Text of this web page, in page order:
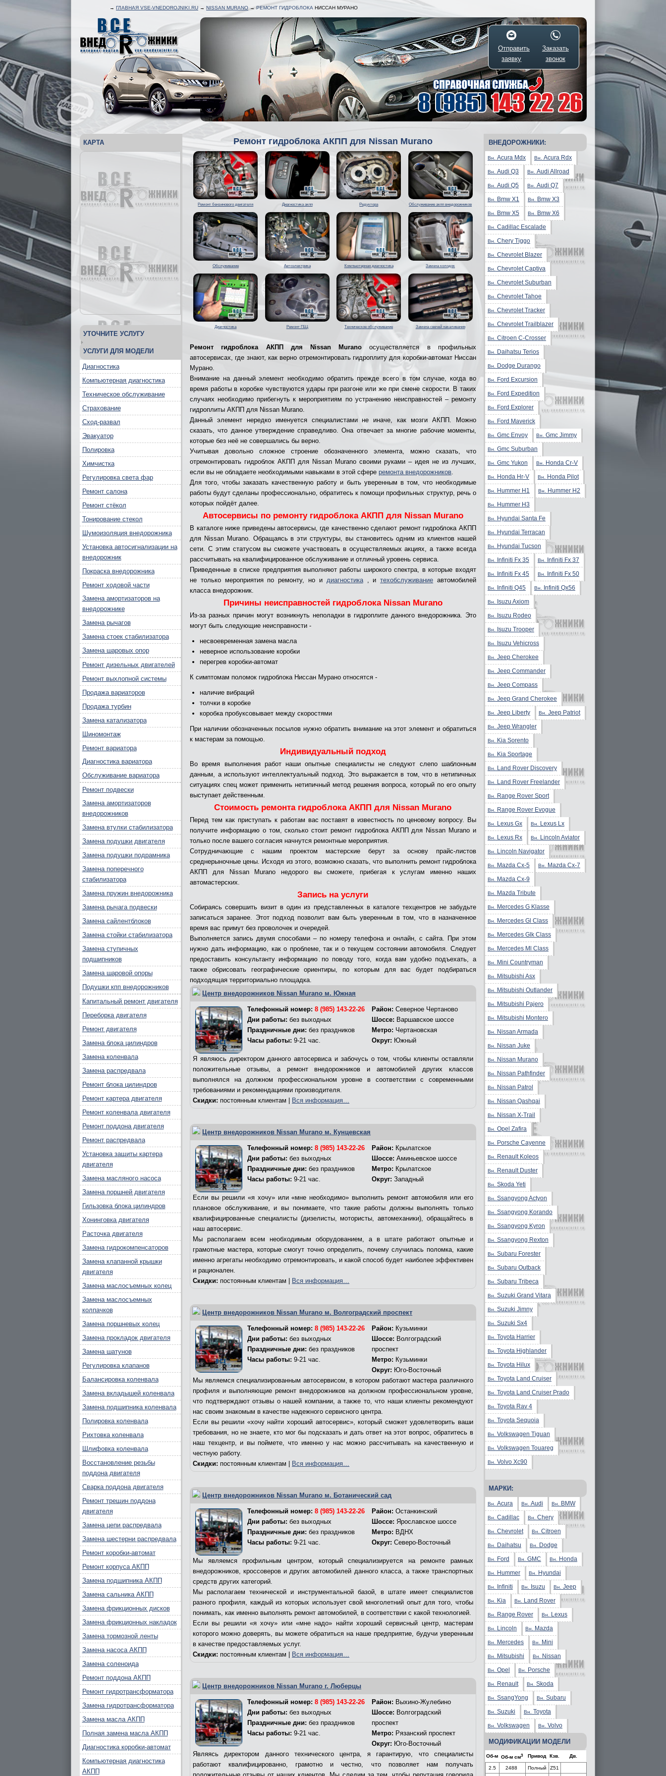
→ ГЛАВНАЯ VSE-VNEDOROJNIKI.RU → NISSAN MURANO → РЕМОНТ ГИДРОБЛОКА НИССАН МУРАНО
Отправить
заявку
Заказать
звонок
Ремонт гидроблока АКПП для Nissan Murano
Ремонт бензинового двигателя Диагностика акпп Редуктора Обслуживание акпп внедорожников
Обслуживание Автоэлектрика Компьютерная диагностика Замена колодок
Диагностика Ремонт ГБЦ Техническое обслуживание Замена свечей накаливания
Ремонт гидроблока АКПП для Nissan Murano осуществляется в профильных
автосервисах, где знают, как верно отремонтировать гидроплиту для коробки-автомат Ниссан
Мурано.
Внимание на данный элемент необходимо обратить прежде всего в том случае, когда во
время работы в коробке чувствуются удары при разгоне или же при смене скорости. В таких
случаях необходимо прибегнуть к мероприятиям по устранению неисправностей – ремонту
гидроплиты АКПП для Nissan Murano.
Данный элемент нередко именуется специалистами не иначе, как мозги АКПП. Можно
сказать, что данное утверждение справедливо. Она отвечает за многие рабочие моменты,
которые без неё не совершались бы верно.
Учитывая довольно сложное строение обозначенного элемента, можно сказать, что
отремонтировать гидроблок АКПП для Nissan Murano своими руками – идея не из лучших,
если вы не обладаете необходимыми навыками в этой сфереремонта внедорожников.
Для того, чтобы заказать качественную работу и быть уверенным в том, что необходимые
работы будут сделаны профессионально, обратитесь к помощи профильных структур, речь о
которых пойдёт далее.
Автосервисы по ремонту гидроблока АКПП для Nissan Murano
В каталоге ниже приведены автосервисы, где качественно сделают ремонт гидроблока АКПП
для Nissan Murano. Обращаясь в эти структуры, вы становитесь одним из клиентов нашей
сети. С этим статусом вы сможете участвовать в осуществляемых акциях, а также всегда
рассчитывать на квалифицированное обслуживание и отличный уровень сервиса.
Приведенные в списке предприятия выполняют работы широкого спектра, в которые входят
не только мероприятия по ремонту, но и диагностика, итехобслуживание автомобилей
класса внедорожник.
Причины неисправностей гидроблока Nissan Murano
Из-за разных причин могут возникнуть неполадки в гидроплите данного внедорожника. Это
могут быть следующие неисправности -
несвоевременная замена масла
неверное использование коробки
перегрев коробки-автомат
К симптомам поломок гидроблока Ниссан Мурано относятся -
наличие вибраций
толчки в коробке
коробка пробуксовывает между скоростями
При наличии обозначенных посылов нужно обратить внимание на этот элемент и обратиться
к мастерам за помощью.
Индивидуальный подход
Во время выполнения работ наши опытные специалисты не следуют слепо шаблонным
данным, а используют интеллектуальный подход. Это выражается в том, что в нетипичных
ситуациях спец может применить нетипичный метод решения вопроса, который по его опыту
выступает действенным.
Стоимость ремонта гидроблока АКПП для Nissan Murano
Перед тем как приступать к работам вас поставят в известность по ценовому вопросу. Вы
получите информацию о том, сколько стоит ремонт гидроблока АКПП для Nissan Murano и
только после вашего согласия начнутся ремонтные мероприятия.
Сотрудничающие с нашим проектом мастерские берут за основу прайс-листов
среднерыночные цены. Исходя из этого, возможно сказать, что выполнить ремонт гидроблока
АКПП для Nissan Murano недорого вы сможете, прибегая к услугам именно наших
автомастерских.
Запись на услуги
Собираясь совершить визит в один из представленных в каталоге техцентров не забудьте
записаться заранее. Этот подход позволит вам быть уверенным в том, что в назначенное
время вас примут без проволочек и очередей.
Выполняется запись двумя способами – по номеру телефона и онлайн, с сайта. При этом
нужно дать информацию, как о проблеме, так и о текущем состоянии автомобиля. Следует
предоставить консультанту информацию по поводу того, когда вам удобно подъехать, а
также обрисовать географические ориентиры, по которым для вас будет подбираться
подходящая территориально площадка.
Центр внедорожников Nissan Murano м. Южная
Телефонный номер:8 (985) 143-22-26
Дни работы: без выходных
Праздничные дни: без праздников
Часы работы: 9-21 час.
Район: Северное Чертаново
Шоссе: Варшавское шоссе
Метро: Чертановская
Округ: Южный
Я являюсь директором данного автосервиса и забочусь о том, чтобы клиенты оставляли
положительные отзывы, а ремонт внедорожников и автомобилей других классов
выполнялся на должном профессиональном уровне в соответствии с современными
требованиями и рекомендациями производителя.
Скидки: постоянным клиентам | Вся информация…
Центр внедорожников Nissan Murano м. Кунцевская
Телефонный номер:8 (985) 143-22-26
Дни работы: без выходных
Праздничные дни: без праздников
Часы работы: 9-21 час.
Район: Крылатское
Шоссе: Аминьевское шоссе
Метро: Крылатское
Округ: Западный
Если вы решили «я хочу» или «мне необходимо» выполнить ремонт автомобиля или его
плановое обслуживание, и вы понимаете, что такие работы должны выполнять только
квалифицированные специалисты (дизелисты, мотористы, автомеханики), обращайтесь в
наш автосервис.
Мы располагаем всем необходимым оборудованием, а в штате работают опытные и
грамотные мастера, которые смогут точно определить, почему случилась поломка, какие
именно агрегаты необходимо отремонтировать, и какой способ будет наиболее эффективен
и рационален.
Скидки: постоянным клиентам | Вся информация…
Центр внедорожников Nissan Murano м. Волгоградский проспект
Телефонный номер:8 (985) 143-22-26
Дни работы: без выходных
Праздничные дни: без праздников
Часы работы: 9-21 час.
Район: Кузьминки
Шоссе: Волгоградский
проспект
Метро: Кузьминки
Округ: Юго-Восточный
Мы являемся специализированным автосервисом, в котором работают мастера различного
профиля и выполняющие ремонт внедорожников на должном профессиональном уровне,
что подтверждают отзывы о нашей компании, а также то, что наши клиенты рекомендуют
нас своим знакомым в качестве надежного сервисного центра.
Если вы решили «хочу найти хороший автосервис», который сможет удовлетворить ваши
требования, но не знаете, кто мог бы подсказать и дать ответ на этот вопрос, обратитесь в
наш техцентр, и вы поймете, что именно у нас можно рассчитывать на качественную и
честную работу.
Скидки: постоянным клиентам | Вся информация…
Центр внедорожников Nissan Murano м. Ботанический сад
Телефонный номер:8 (985) 143-22-26
Дни работы: без выходных
Праздничные дни: без праздников
Часы работы: 9-21 час.
Район: Останкинский
Шоссе: Ярославское шоссе
Метро: ВДНХ
Округ: Северо-Восточный
Мы являемся профильным центром, который специализируется на ремонте рамных
внедорожников, кроссоверов и других автомобилей данного класса, а также транспортных
средств других категорий.
Мы располагаем технической и инструментальной базой, в штате имеет специалистов
разного профиля, каждый из которых использует свой многолетний опыт для того, чтобы
понимать, как именно выполнять ремонт автомобилей, в соответствии с какой технологией.
Если вы решили «я хочу» или «мне надо» найти хороший сервисный центр, мастерам
которого можно доверять, вы можете обратиться на наше предприятие, будучи уверенным
в качестве предоставляемых услуг.
Скидки: постоянным клиентам | Вся информация…
Центр внедорожников Nissan Murano г. Люберцы
Телефонный номер:8 (985) 143-22-26
Дни работы: без выходных
Праздничные дни: без праздников
Часы работы: 9-21 час.
Район: Выхино-Жулебино
Шоссе: Волгоградский
проспект
Метро: Рязанский проспект
Округ: Юго-Восточный
Являясь директором данного технического центра, я гарантирую, что специалисты
работают квалифицированно, грамотно и честно, что позволяет нам получать
КАРТА
УТОЧНИТЕ УСЛУГУ
УСЛУГИ ДЛЯ МОДЕЛИ
Диагностика
Компьютерная диагностика
Техническое обслуживание
Страхование
Сход-развал
Эвакуатор
Полировка
Химчистка
Регулировка света фар
Ремонт салона
Ремонт стёкол
Тонирование стекол
Шумоизоляция внедорожника
Установка автосигнализации на
внедорожник
Покраска внедорожника
Ремонт ходовой части
Замена амортизаторов на
внедорожнике
Замена рычагов
Замена стоек стабилизатора
Замена шаровых опор
Ремонт дизельных двигателей
Ремонт выхлопной системы
Продажа вариаторов
Продажа турбин
Замена катализатора
Шиномонтаж
Ремонт вариатора
Диагностика вариатора
Обслуживание вариатора
Ремонт подвески
Замена амортизаторов
внедорожников
Замена втулки стабилизатора
Замена подушки двигателя
Замена подушки подрамника
Замена поперечного
стабилизатора
Замена пружин внедорожника
Замена рычага подвески
Замена сайлентблоков
Замена стойки стабилизатора
Замена ступичных
подшипников
Замена шаровой опоры
Подушки кпп внедорожников
Капитальный ремонт двигателя
Переборка двигателя
Ремонт двигателя
Замена блока цилиндров
Замена коленвала
Замена распредвала
Ремонт блока цилиндров
Ремонт картера двигателя
Ремонт коленвала двигателя
Ремонт поддона двигателя
Ремонт распредвала
Установка защиты картера
двигателя
Замена масляного насоса
Замена поршней двигателя
Гильзовка блока цилиндров
Хонинговка двигателя
Расточка двигателя
Замена гидрокомпенсаторов
Замена клапанной крышки
двигателя
Замена маслосъемных колец
Замена маслосъемных
колпачков
Замена поршневых колец
Замена прокладок двигателя
Замена шатунов
Регулировка клапанов
Балансировка коленвала
Замена вкладышей коленвала
Замена подшипника коленвала
Полировка коленвала
Рихтовка коленвала
Шлифовка коленвала
Восстановление резьбы
поддона двигателя
Сварка поддона двигателя
Ремонт трещин поддона
двигателя
Замена цепи распредвала
Замена шестерни распредвала
Ремонт коробки-автомат
Ремонт корпуса АКПП
Замена подшипника АКПП
Замена сальника АКПП
Замена фрикционных дисков
Замена фрикционных накладок
Замена тормозной ленты
Замена насоса АКПП
Замена соленоида
Ремонт поддона АКПП
Ремонт гидротрансформатора
Замена гидротрансформатора
Замена масла АКПП
Полная замена масла АКПП
Диагностика коробки-автомат
Компьютерная диагностика
АКПП
ВНЕДОРОЖНИКИ:
Вн. Acura Mdx Вн. Acura Rdx
Вн. Audi Q3 Вн. Audi Allroad
Вн. Audi Q5 Вн. Audi Q7
Вн. Bmw X1 Вн. Bmw X3
Вн. Bmw X5 Вн. Bmw X6
Вн. Cadillac Escalade
Вн. Chery Tiggo
Вн. Chevrolet Blazer
Вн. Chevrolet Captiva
Вн. Chevrolet Suburban
Вн. Chevrolet Tahoe
Вн. Chevrolet Tracker
Вн. Chevrolet Trailblazer
Вн. Citroen C-Crosser
Вн. Daihatsu Terios
Вн. Dodge Durango
Вн. Ford Excursion
Вн. Ford Expedition
Вн. Ford Explorer
Вн. Ford Maverick
Вн. Gmc Envoy Вн. Gmc Jimmy
Вн. Gmc Suburban
Вн. Gmc Yukon Вн. Honda Cr-V
Вн. Honda Hr-V Вн. Honda Pilot
Вн. Hummer H1 Вн. Hummer H2
Вн. Hummer H3
Вн. Hyundai Santa Fe
Вн. Hyundai Terracan
Вн. Hyundai Tucson
Вн. Infiniti Fx 35 Вн. Infiniti Fx 37
Вн. Infiniti Fx 45 Вн. Infiniti Fx 50
Вн. Infiniti Q45 Вн. Infiniti Qx56
Вн. Isuzu Axiom
Вн. Isuzu Rodeo
Вн. Isuzu Trooper
Вн. Isuzu Vehicross
Вн. Jeep Cherokee
Вн. Jeep Commander
Вн. Jeep Compass
Вн. Jeep Grand Cherokee
Вн. Jeep Liberty Вн. Jeep Patriot
Вн. Jeep Wrangler
Вн. Kia Sorento
Вн. Kia Sportage
Вн. Land Rover Discovery
Вн. Land Rover Freelander
Вн. Range Rover Sport
Вн. Range Rover Evogue
Вн. Lexus Gx Вн. Lexus Lx
Вн. Lexus Rx Вн. Lincoln Aviator
Вн. Lincoln Navigator
Вн. Mazda Cx-5 Вн. Mazda Cx-7
Вн. Mazda Cx-9
Вн. Mazda Tribute
Вн. Mercedes G Klasse
Вн. Mercedes Gl Class
Вн. Mercedes Glk Class
Вн. Mercedes Ml Class
Вн. Mini Countryman
Вн. Mitsubishi Asx
Вн. Mitsubishi Outlander
Вн. Mitsubishi Pajero
Вн. Mitsubishi Montero
Вн. Nissan Armada
Вн. Nissan Juke
Вн. Nissan Murano
Вн. Nissan Pathfinder
Вн. Nissan Patrol
Вн. Nissan Qashqai
Вн. Nissan X-Trail
Вн. Opel Zafira
Вн. Porsche Cayenne
Вн. Renault Koleos
Вн. Renault Duster
Вн. Skoda Yeti
Вн. Ssangyong Actyon
Вн. Ssangyong Korando
Вн. Ssangyong Kyron
Вн. Ssangyong Rexton
Вн. Subaru Forester
Вн. Subaru Outback
Вн. Subaru Tribeca
Вн. Suzuki Grand Vitara
Вн. Suzuki Jimny
Вн. Suzuki Sx4
Вн. Toyota Harrier
Вн. Toyota Highlander
Вн. Toyota Hilux
Вн. Toyota Land Cruiser
Вн. Toyota Land Cruiser Prado
Вн. Toyota Rav 4
Вн. Toyota Sequoia
Вн. Volkswagen Tiguan
Вн. Volkswagen Touareg
Вн. Volvo Xc90
МАРКИ:
Вн. Acura Вн. Audi Вн. BMW
Вн. Cadillac Вн. Chery
Вн. Chevrolet Вн. Citroen
Вн. Daihatsu Вн. Dodge
Вн. Ford Вн. GMC Вн. Honda
Вн. Hummer Вн. Hyundai
Вн. Infiniti Вн. Isuzu Вн. Jeep
Вн. Kia Вн. Land Rover
Вн. Range Rover Вн. Lexus
Вн. Lincoln Вн. Mazda
Вн. Mercedes Вн. Mini
Вн. Mitsubishi Вн. Nissan
Вн. Opel Вн. Porsche
Вн. Renault Вн. Skoda
Вн. SsangYong Вн. Subaru
Вн. Suzuki Вн. Toyota
Вн. Volkswagen Вн. Volvo
МОДИФИКАЦИИ МОДЕЛИ
Об-м Об-м см3 Привод Кзв. Дв.
2.5 2488 Полный Z51